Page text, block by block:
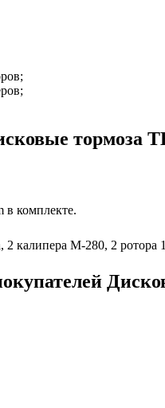
тормоза
в комплекте.
2 калипера M-280, 2